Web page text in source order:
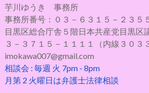
芋川ゆうき 事務所
事務所番号：０３－６３１５－２３５
目黒区総合庁舎５階日本共産党目黒区
３－３７１５－１１１１（内線３０３
imokawa007@gmail.com
相談会 : 毎週 火 7pm - 8pm
月第 2 火曜日は弁護士法律相談